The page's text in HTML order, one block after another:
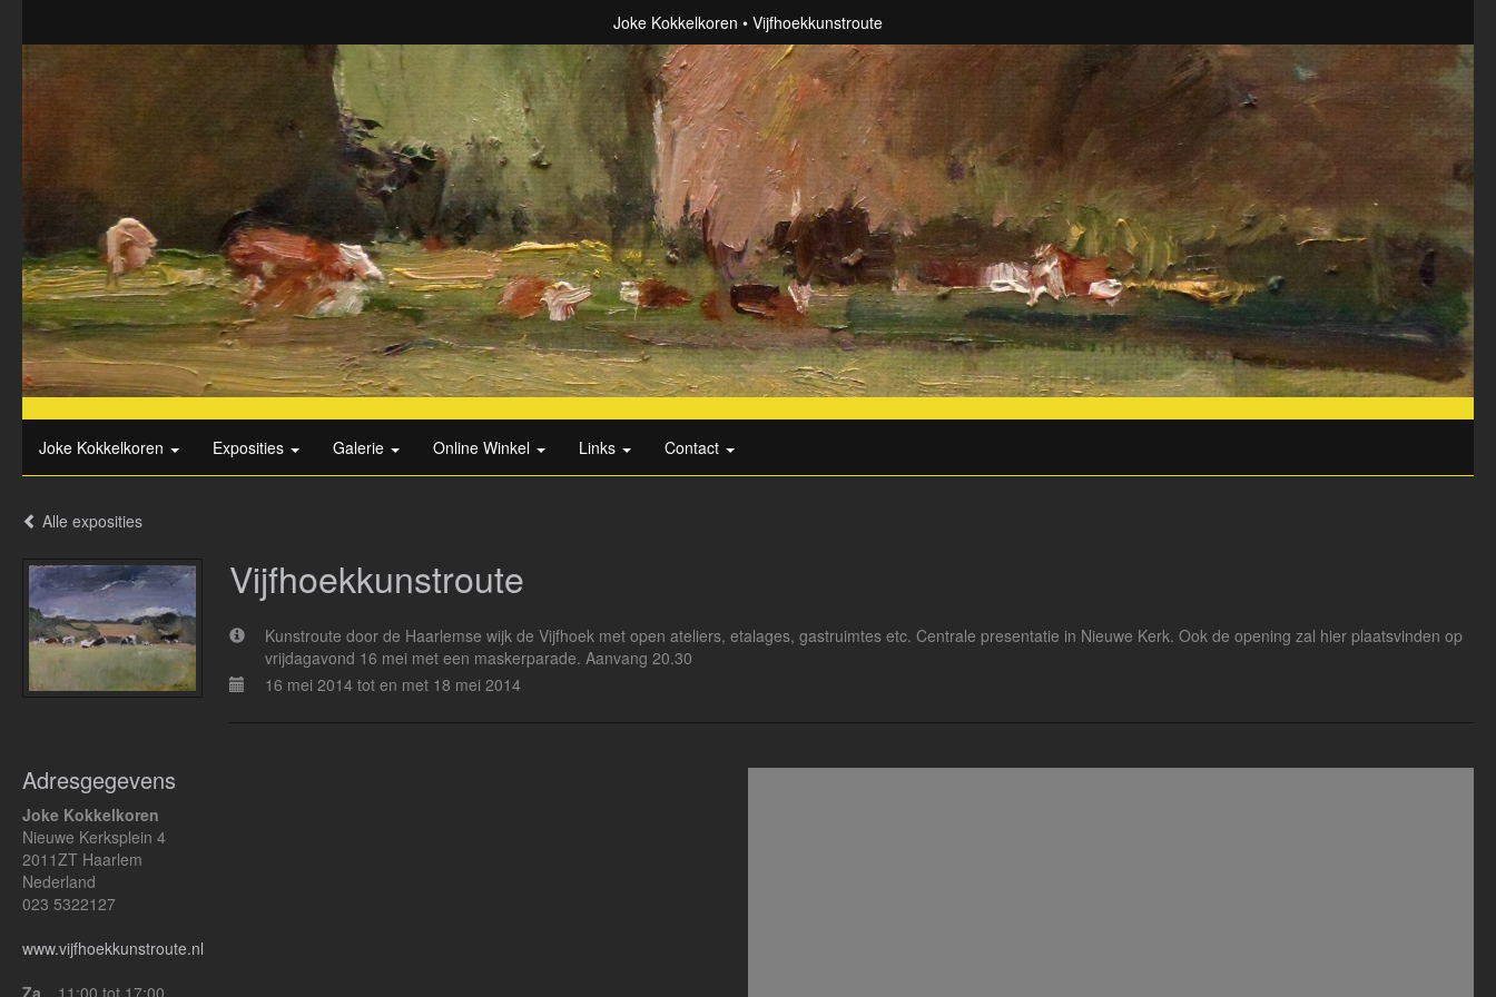
Joke Kokkelkoren Vijfhoekkunstroute
Joke Kokkelkoren Exposities Galerie Online Winkel Links Contact
Alle exposities
Vijfhoekkunstroute
Kunstroute door de Haarlemse wijk de Vijfhoek met open ateliers, etalages, gastruimtes etc. Centrale presentatie in Nieuwe Kerk. Ook de opening zal hier plaatsvinden op
vrijdagavond 16 mei met een maskerparade. Aanvang 20.30
16 mei 2014 tot en met 18 mei 2014
Adresgegevens
Joke Kokkelkoren
Nieuwe Kerksplein 4
2011ZT Haarlem
Nederland
023 5322127
www.vijfhoekkunstroute.nl